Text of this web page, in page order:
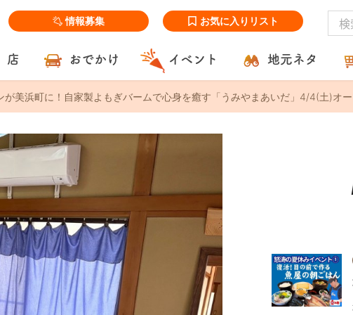
情報募集 お気に入りリスト
店 おでかけ イベント 地元ネタ
が美浜町に！自家製よもぎバームで心身を癒す「うみやまあいだ」4/4(土)オ